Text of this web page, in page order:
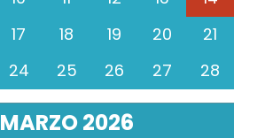
17 18 19 20
21
24 25 26 27 28
MARZO 2026